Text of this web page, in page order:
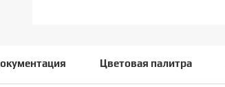
Цветовая палитра